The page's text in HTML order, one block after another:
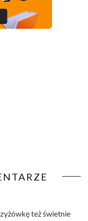
też świetnie